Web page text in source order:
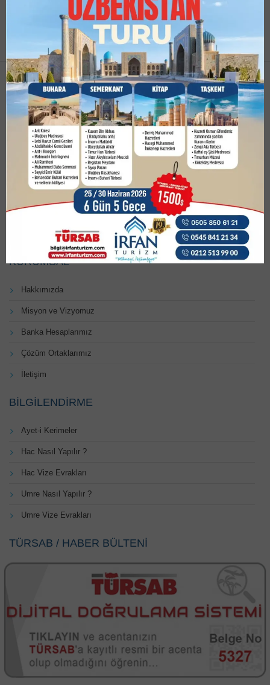
Ayet-i Kerimeler
İLETİŞİM
İrfan Tur 2004 yılından itibaren siz değerli misafirlerimize Hac, Umre ve
Kültür Turları alanlarında hizmet vermektedir.
Adres : Marmara Mah. 3. Sok. Polat Apt. No:6/1 Beylikdüzü/
Tel : +90 505 850 61 21
bilgi@irfanturizm.com
KURUMSAL
Hakkımızda
Misyon ve Vizyomuz
Banka Hesaplarımız
Çözüm Ortaklarımız
İletişim
BILGILENDIRME
Ayet-i Kerimeler
Hac Nasıl Yapılır ?
Hac Vize Evrakları
Umre Nasıl Yapılır ?
Umre Vize Evrakları
TÜRSAB / HABER BÜLTENİ